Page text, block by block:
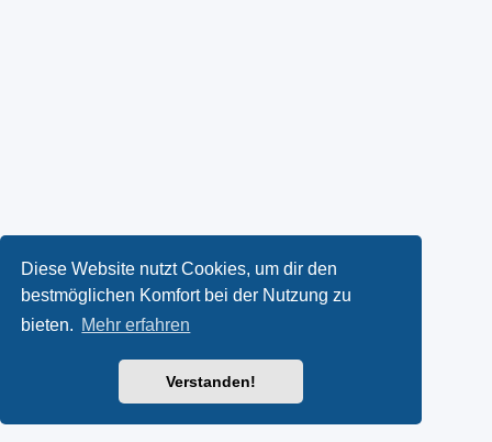
Diese Website nutzt Cookies, um dir den
bestmöglichen Komfort bei der Nutzung zu
bieten. Mehr erfahren
Verstanden!